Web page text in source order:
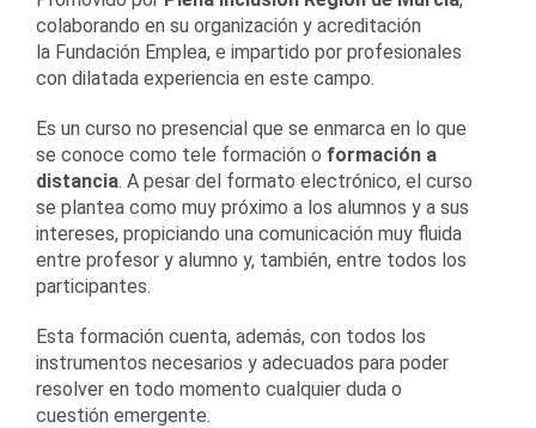
colaborando en su organización y acreditación
la Fundación Emplea, e impartido por profesionales
con dilatada experiencia en este campo.
Es un curso no presencial que se enmarca en lo que
se conoce como tele formación o formación a
distancia. A pesar del formato electrónico, el curso
se plantea como muy próximo a los alumnos y a sus
intereses, propiciando una comunicación muy fluida
entre profesor y alumno y, también, entre todos los
participantes.
Esta formación cuenta, además, con todos los
instrumentos necesarios y adecuados para poder
resolver en todo momento cualquier duda o
cuestión emergente.